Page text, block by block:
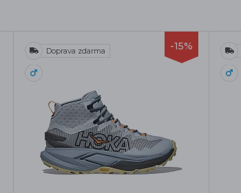
-15%
Doprava zdarma